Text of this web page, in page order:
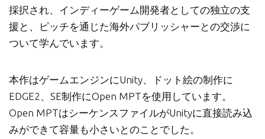
採択され、インディーゲーム開発者としての独立の支
援と、ピッチを通じた海外パブリッシャーとの交渉に
ついて学んでいます。
本作はゲームエンジンにUnity、ドット絵の制作に
EDGE2、SE制作にOpen MPTを使用しています。
Open MPTはシーケンスファイルがUnityに直接読み込
みができて容量も小さいとのことでした。